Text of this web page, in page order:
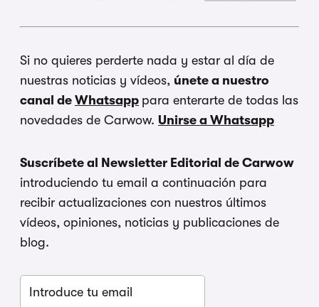
Si no quieres perderte nada y estar al día de
nuestras noticias y vídeos, únete a nuestro
canal de Whatsapp para enterarte de todas las
novedades de Carwow. Unirse a Whatsapp
Suscríbete al Newsletter Editorial de Carwow
introduciendo tu email a continuación para
recibir actualizaciones con nuestros últimos
vídeos, opiniones, noticias y publicaciones de
blog.